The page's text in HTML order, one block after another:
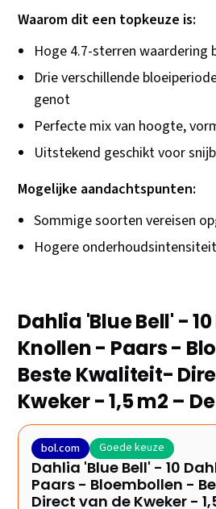
Waarom dit een topkeuze is:
Hoge 4.7-sterren
Drie verschillende
genot
Perfecte mix van hoogte,
Uitstekend geschikt voor
Mogelijke aandachtspunten:
Sommige soorten vereisen
Hogere
Dahlia 'Blue Bell' -
Knollen - Paars -
Beste Kwaliteit-
Kweker - 1,5 m2 –
bol.com Goede keuze
Dahlia 'Blue Bell' - 10
Paars - Bloembollen -
Direct van de Kweker -